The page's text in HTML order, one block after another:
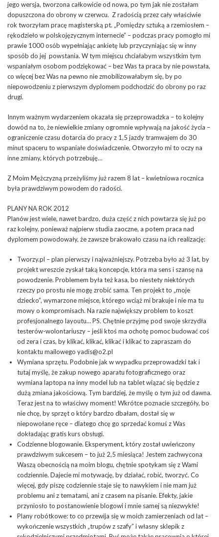
jego wersja, tworzona całkowicie od nowa, po tym jak nie zostałam
dopuszczona do obrony w czerwcu. Z radością przez cały właściwie
rok tworzyłam pracę magisterską pt. „Pomiędzy sztuką a rzemiosłem –
rękodzieło w polskojęzycznym internecie” – podczas pracy pomogło mi
prawie 1000 osób wypełniając ankietę lub przyczyniając się w inny
sposób do jej powstania. W tym miejscu chciałabym wszystkim tym
wspaniałym osobom podziękować – bez Was ta praca by nie powstała,
co więcej bez Was na pewno nie zmobilizowałabym się, by po
niepowodzeniu z pierwszym dyplomem podchodzić do obrony po raz
drugi.
Innym ważnym wydarzeniem okazała się przeprowadzka – to kolejny
dowód na to, że niewielkie zmiany ogromnie wpływają na jakość życia –
ograniczenie czasu dotarcia do pracy z 1,5 jazdy tramwajem do 30
minut spaceru to wspaniałe doświadczenie. Otworzyło mi to oczy na
inne zmiany, których potrzebuję…
Z Moim Mężczyzną przeżyliśmy już razem 8 lat – kwietniowa rocznica
była prawdziwym powodem do radości.
PLANY NA ROK 2012
Planów jest wiele, nawet bardzo, duża część z nich powtarza się już po
raz kolejny, ponieważ najpierw studia zaoczne, a potem praca nad
dyplomem powodowały, że zawsze brakowało czasu na ich realizację:
Tworzy.pl – plan pierwszy i najważniejszy. Potrzeba było aż 3 lat, by
projekt wreszcie zyskał taką koncepcje, która ma sens i szansę na
powodzenie. Problemem była też kasa, bo niestety niektórych
rzeczy po prostu nie mogę zrobić sama. Ten projekt to „moje
dziecko”, wymarzone miejsce, którego wciąż mi brakuje i nie ma tu
mowy o kompromisach. Na razie największy problem to koszt
profesjonalnego layoutu… PS. Chętnie przyjmę pod swoje skrzydła
testerów-wolontariuszy – jeśli ktoś ma ochotę pomoc budować coś
od zera i czas, by klikać, klikać, klikać i klikać to zapraszam do
kontaktu mailowego yadis@o2.pl
Wymiana sprzętu. Podobnie jak w wypadku przeprowadzki tak i
tutaj myślę, że zakup nowego aparatu fotograficznego oraz
wymiana laptopa na inny model lub na tablet wiązać się będzie z
dużą zmiana jakościową. Tym bardziej, że myślę o tym już od dawna.
Teraz jest na to właściwy moment! Wkrótce poznacie szczegóły, bo
nie chcę, by sprzęt o który bardzo dbałam, dostał się w
niepowołane ręce – dlatego chcę go sprzedać komuś z Was
dokładając gratis kurs obsługi.
Codzienne blogowanie. Eksperyment, który został uwieńczony
prawdziwym sukcesem – to już 2,5 miesiąca! Jestem zachwycona
Waszą obecnością na moim blogu, chętnie spotykam się z Wami
codziennie. Dajecie mi motywację, by działać, robić, tworzyć. Co
więcej, gdy piszę codziennie staje się to nawykiem i nie mam już
problemu ani z tematami, ani z czasem na pisanie. Efekty, jakie
przyniosło to postanowienie blogowi i mnie samej są niezwykłe!
Plany robótkowe: to co przewija się w moich zamierzeniach od lat –
wykończenie wszystkich „trupów z szafy” i własny sklepik z